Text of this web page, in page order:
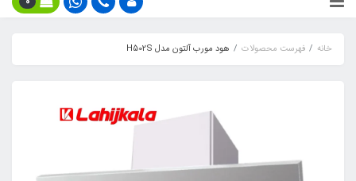
خانه فهرست محصولات هود مورب آلتون مدل H502S